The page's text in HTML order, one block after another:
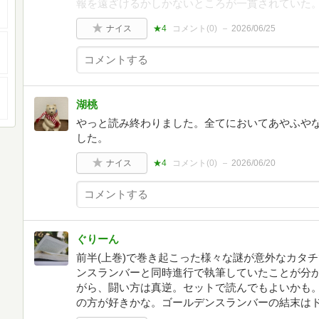
報を遠ざけるかしかないところが一貫されていた
ナイス ★4 コメント(0) 2026/06/25
湖桃
やっと読み終わりました。全てにおいてあやふや
した。
ナイス ★4 コメント(0) 2026/06/20
ぐりーん
前半(上巻)で巻き起こった様々な謎が意外なカタ
ンスランバーと同時進行で執筆していたことが分
がら、闘い方は真逆。セットで読んでもよいかも
の方が好きかな。ゴールデンスランバーの結末は